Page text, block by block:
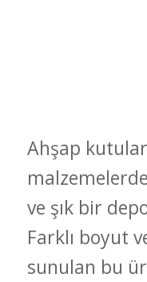
Ahşap
ve şık bir
Farklı boyut
sunulan bu